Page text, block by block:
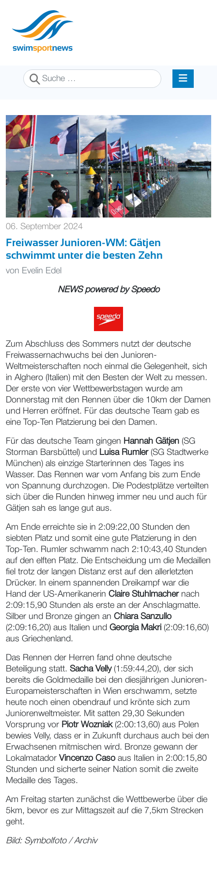
Suchen
06. September 2024
Freiwasser Junioren-WM: Gätjen
schwimmt unter die besten Zehn
von Evelin Edel
NEWS powered by Speedo
Zum Abschluss des Sommers nutzt der deutsche
Freiwassernachwuchs bei den Junioren-
Weltmeisterschaften noch einmal die Gelegenheit, sich
in Alghero (Italien) mit den Besten der Welt zu messen.
Der erste von vier Wettbewerbstagen wurde am
Donnerstag mit den Rennen über die 10km der Damen
und Herren eröffnet. Für das deutsche Team gab es
eine Top-Ten Platzierung bei den Damen.
Für das deutsche Team gingen Hannah Gätjen (SG
Storman Barsbüttel) und Luisa Rumler(SG Stadtwerke
München) als einzige Starterinnen des Tages ins
Wasser. Das Rennen war vom Anfang bis zum Ende
von Spannung durchzogen. Die Podestplätze verteilten
sich über die Runden hinweg immer neu und auch für
Gätjen sah es lange gut aus.
Am Ende erreichte sie in 2:09:22,00 Stunden den
siebten Platz und somit eine gute Platzierung in den
Top-Ten. Rumler schwamm nach 2:10:43,40 Stunden
auf den elften Platz. Die Entscheidung um die Medaillen
fiel trotz der langen Distanz erst auf den allerletzten
Drücker. In einem spannenden Dreikampf war die
Hand der US-Amerikanerin Claire Stuhlmachernach
2:09:15,90 Stunden als erste an der Anschlagmatte.
Silber und Bronze gingen an Chiara Sanzullo
(2:09:16,20) aus Italien und Georgia Makri (2:09:16,60)
aus Griechenland.
Das Rennen der Herren fand ohne deutsche
Beteiligung statt. Sacha Velly(1:59:44,20), der sich
bereits die Goldmedaille bei den diesjährigen Junioren-
Europameisterschaften in Wien erschwamm, setzte
heute noch einen obendrauf und krönte sich zum
Juniorenweltmeister. Mit satten 29,30 Sekunden
Vorsprung vor Piotr Wozniak(2:00:13,60) aus Polen
bewies Velly, dass er in Zukunft durchaus auch bei den
Erwachsenen mitmischen wird. Bronze gewann der
Lokalmatador Vincenzo Caso aus Italien in 2:00:15,80
Stunden und sicherte seiner Nation somit die zweite
Medaille des Tages.
Am Freitag starten zunächst die Wettbewerbe über die
5km, bevor es zur Mittagszeit auf die 7,5km Strecken
geht.
Bild: Symbolfoto / Archiv